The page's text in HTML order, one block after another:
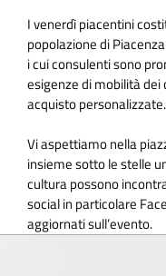
I venerdì piacentini
popolazione di
i cui consulenti sono
esigenze di mobilità
acquisto personalizzate.
Vi aspettiamo nella
insieme sotto le stelle
cultura possono
social in particolare
aggiornati sull’evento.